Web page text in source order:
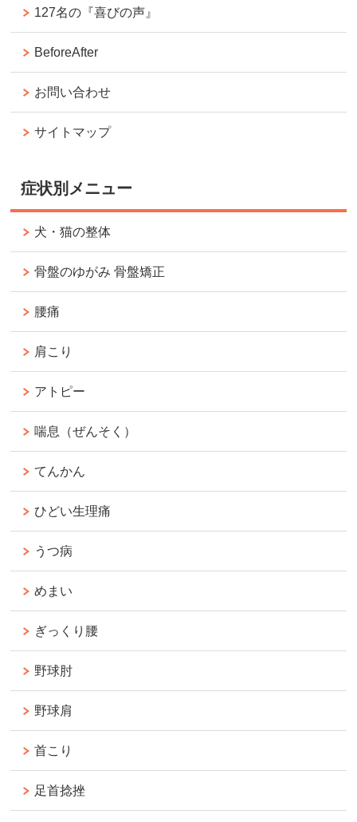
127名の『喜びの声』
BeforeAfter
お問い合わせ
サイトマップ
症状別メニュー
犬・猫の整体
骨盤のゆがみ 骨盤矯正
腰痛
肩こり
アトピー
喘息（ぜんそく）
てんかん
ひどい生理痛
うつ病
めまい
ぎっくり腰
野球肘
野球肩
首こり
足首捻挫